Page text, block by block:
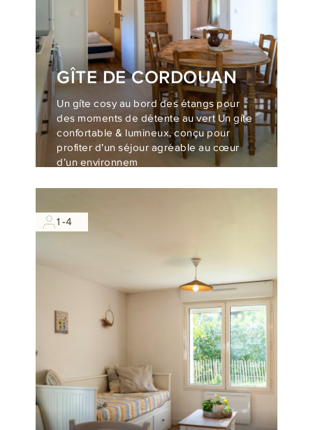
GÎTE DE CORDOUAN
Un gîte cosy au bord des étangs pour
des moments de détente au vert Un gîte
confortable & lumineux, conçu pour
profiter d’un séjour agréable au cœur
d’un environnem
1-4